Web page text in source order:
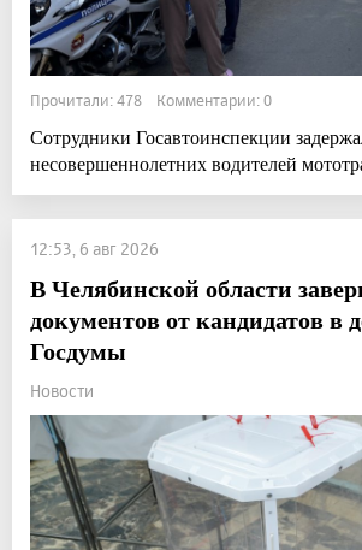
Прочитали: 478 Комментарии: 0
Сотрудники Госавтоинспекции
несовершеннолетних водителей
12:53, 6 авг 2026
В Челябинской области
документов от кандидатов в
Госдумы
Новости